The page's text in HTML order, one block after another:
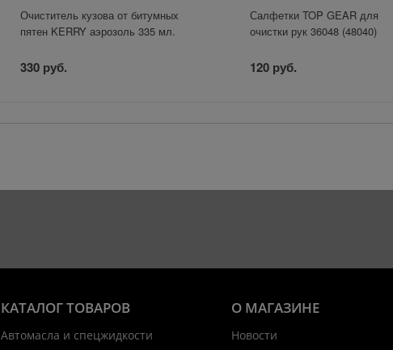
Очиститель кузова от битумных
пятен KERRY аэрозоль 335 мл.
330 руб.
Салфетки TOP GEAR для
очистки рук 36048 (48040)
120 руб.
О МАГАЗИНЕ
Новости
КАТАЛОГ ТОВАРОВ
Автомасла и спецжидкости